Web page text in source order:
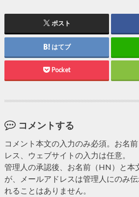
ポスト
はてブ
Pocket
コメントする
コメント本文の入力のみ必須。お名
レス、ウェブサイトの入力は任意。
管理人の承認後、お名前（HN）と本
が、メールアドレスは管理人にのみ
れることはありません。